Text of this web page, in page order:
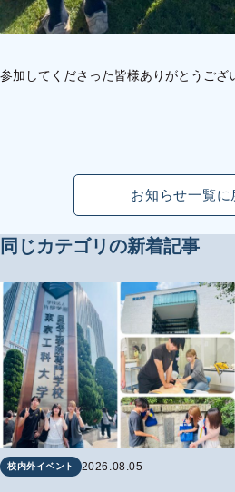
参加してくださった皆様ありがとうござ
お知らせ一覧に
同じカテゴリの新着記事
校内外イベント 2026.08.05